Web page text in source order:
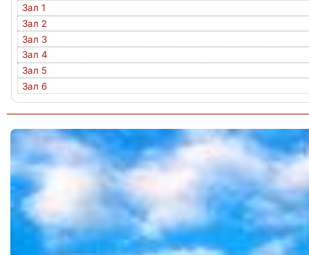
Зал 1
Зал 2
Зал 3
Зал 4
Зал 5
Зал 6